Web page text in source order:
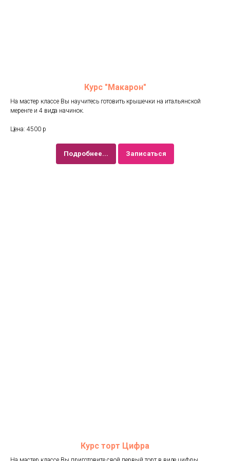
Курс "Макарон"
На мастер классе Вы научитесь готовить крышечки на итальянской
меренге и 4 вида начинок.
Цена: 4500 р
Подробнее... Записаться
Курс торт Цифра